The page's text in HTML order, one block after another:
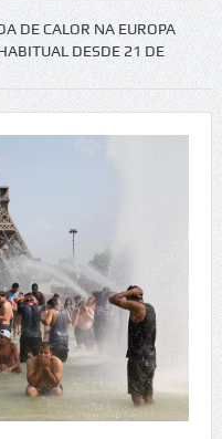
Igreja do Castelo de Cerveira
DE CALOR NA EUROPA
DESDE 21 DE